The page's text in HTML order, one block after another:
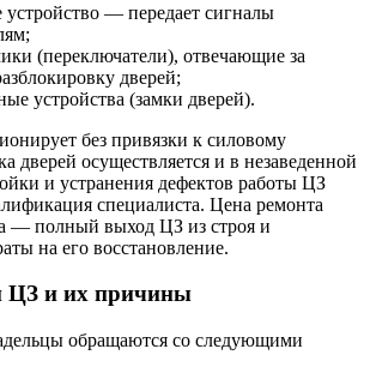
— передает сигналы
(переключатели), отвечающие за
дверей;
устройства (замки дверей).
без привязки к силовому
дверей осуществляется и в незаведенной
и устранения дефектов работы ЦЗ
специалиста. Цена ремонта
— полный выход ЦЗ из строя и
на его восстановление.
ЦЗ и их причины
обращаются со следующими